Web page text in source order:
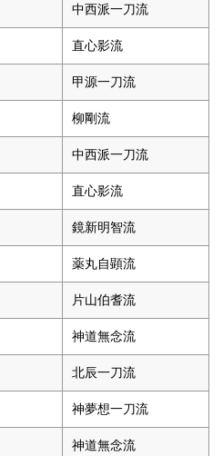
中西派一刀流
直心影流
甲源一刀流
柳剛流
中西派一刀流
直心影流
鏡新明智流
薬丸自顕流
片山伯耆流
神道無念流
北辰一刀流
神夢想一刀流
神道無念流